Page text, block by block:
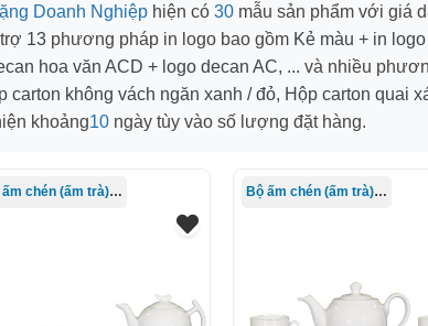
Doanh Nghiệp hiện có 30 mẫu sản phẩm với giá
13 phương pháp in logo bao gồm Kẻ màu + in
hoa văn ACD + logo decan AC, ... và nhiều
carton không vách ngăn xanh / đỏ, Hộp carton quai
khoảng10 ngày tùy vào số lượng đặt hàng.
Bộ ấm chén (ấm trà) in logo Bộ ấm chén (ấm trà) in logo